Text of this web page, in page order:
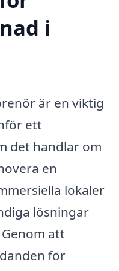
i
är en viktig
ett
det handlar om
en
lokaler
lösningar
att
för